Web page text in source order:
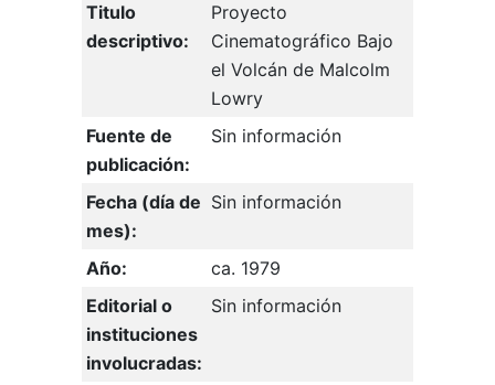
Titulo
descriptivo:
Proyecto
Cinematográfico Bajo
el Volcán de Malcolm
Lowry
Fuente de
publicación:
Sin información
Fecha (día de
mes):
Sin información
Año:
ca. 1979
Editorial o
instituciones
involucradas:
Sin información